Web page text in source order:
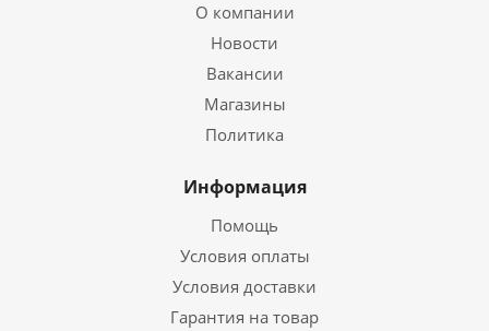
О компании
Новости
Вакансии
Магазины
Политика
Информация
Помощь
Условия оплаты
Условия доставки
Гарантия на товар